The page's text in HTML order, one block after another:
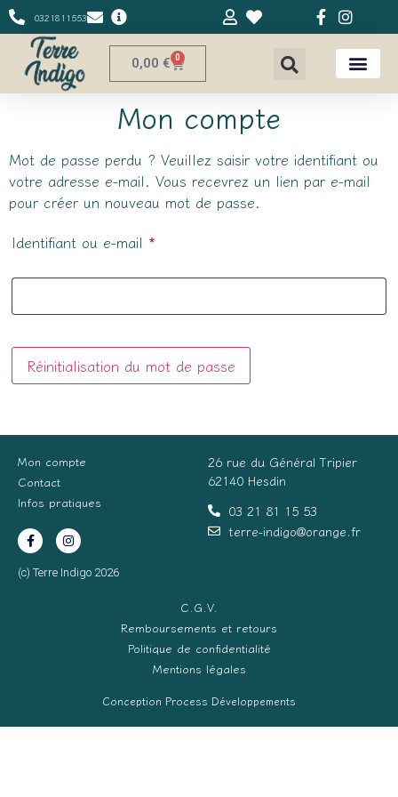
0321811553
0,00 € 0
Mon compte
Mot de passe perdu ? Veuillez saisir votre identifiant ou
votre adresse e-mail. Vous recevrez un lien par e-mail
pour créer un nouveau mot de passe.
Identifiant ou e-mail *
Réinitialisation du mot de passe
Mon compte
Contact
Infos pratiques
(c) Terre Indigo 2026
26 rue du Général Tripier
62140 Hesdin
03 21 81 15 53
terre-indigo@orange.fr
C.G.V.
Remboursements et retours
Politique de confidentialité
Mentions légales
Conception Process Développements